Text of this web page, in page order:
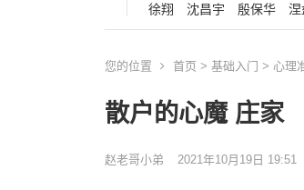
徐翔
沈昌宇 殷保华 涅
您的位置 首页 > 基础入门 > 心理
散户的心魔 庄家
赵老哥小弟 2021年10月19日 19:51